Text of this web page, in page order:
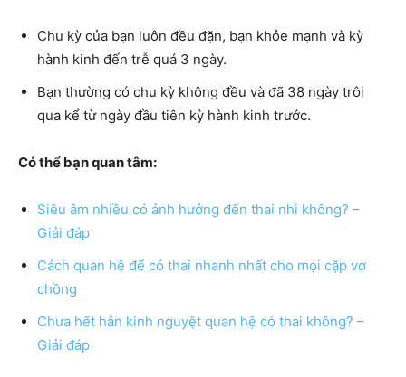
Chu kỳ của bạn luôn đều đặn, bạn khỏe mạnh và kỳ
hành kinh đến trễ quá 3 ngày.
Bạn thường có chu kỳ không đều và đã 38 ngày trôi
qua kể từ ngày đầu tiên kỳ hành kinh trước.
Có thể bạn quan tâm:
Siêu âm nhiều có ảnh hưởng đến thai nhi không? –
Giải đáp
Cách quan hệ để có thai nhanh nhất cho mọi cặp vợ
chồng
Chưa hết hẳn kinh nguyệt quan hệ có thai không? –
Giải đáp